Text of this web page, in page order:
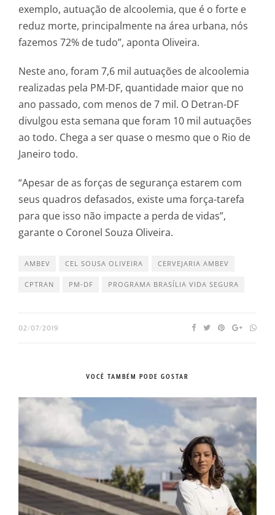
exemplo, autuação de alcoolemia, que é o forte e
reduz morte, principalmente na área urbana, nós
fazemos 72% de tudo”, aponta Oliveira.
Neste ano, foram 7,6 mil autuações de alcoolemia
realizadas pela PM-DF, quantidade maior que no
ano passado, com menos de 7 mil. O Detran-DF
divulgou esta semana que foram 10 mil autuações
ao todo. Chega a ser quase o mesmo que o Rio de
Janeiro todo.
“Apesar de as forças de segurança estarem com
seus quadros defasados, existe uma força-tarefa
para que isso não impacte a perda de vidas”,
garante o Coronel Souza Oliveira.
AMBEV CEL SOUSA OLIVEIRA CERVEJARIA AMBEV
CPTRAN PM-DF PROGRAMA BRASÍLIA VIDA SEGURA
02/07/2019
VOCÊ TAMBÉM PODE GOSTAR